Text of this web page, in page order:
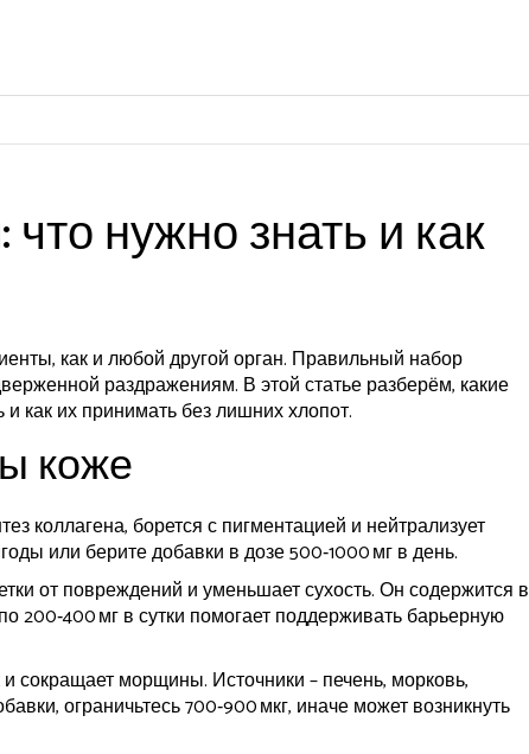
нужно знать и как
как и любой другой орган. Правильный набор
раздражениям. В этой статье разберём, какие
как их принимать без лишних хлопот.
коже
коллагена, борется с пигментацией и нейтрализует
или берите добавки в дозе 500‑1000 мг в день.
от повреждений и уменьшает сухость. Он содержится в
200‑400 мг в сутки помогает поддерживать барьерную
сокращает морщины. Источники – печень, морковь,
ограничьтесь 700‑900 мкг, иначе может возникнуть